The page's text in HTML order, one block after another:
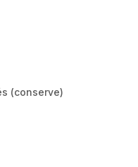
(conserve)